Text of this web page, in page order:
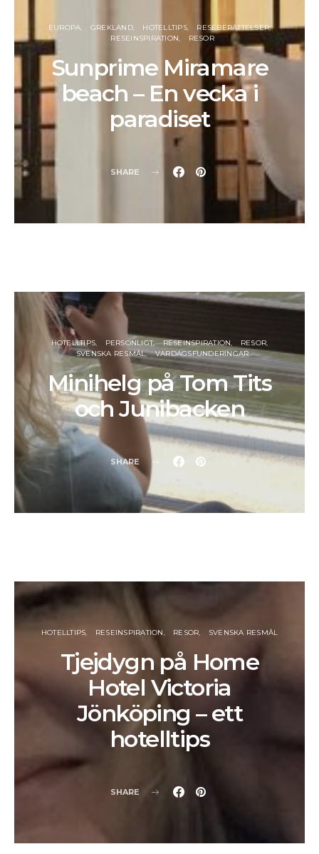
EUROPA GREKLAND HOTELLTIPS
RESEBERÄTTELSER
RESEINSPIRATION
RESOR
Sunprime Miramare
beach – En vecka i
paradiset
SHARE
HOTELLTIPS PERSONLIGT RESEINSPIRATION
RESOR
SVENSKA RESMÅL
VARDAGSFUNDERINGAR
Minihelg på Tom Tits
och Junibacken
SHARE
HOTELLTIPS RESEINSPIRATION RESOR SVENSKA RESMÅL
Tjejdygn på Home
Hotel Victoria
Jönköping – ett
hotelltips
SHARE